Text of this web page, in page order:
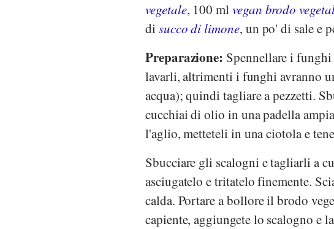
vegetale, 100 mlvegan brodo
di succo di limone, un po' di sale e
Preparazione: Spennellare i
lavarli, altrimenti i funghi avranno
acqua); quindi tagliare a pezzetti.
cucchiai di olio in una padella
l'aglio, metteteli in una ciotola e
Sbucciare gli scalogni e tagliarli a
asciugatelo e tritatelo finemente.
calda. Portare a bollore il brodo
capiente, aggiungete lo scalogno e